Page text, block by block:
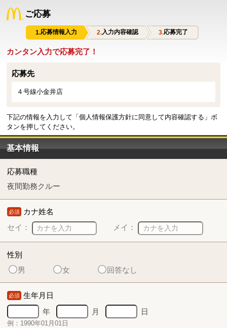
ご応募
応募情報入力 入力内容確認 応募完了
カンタン入力で応募完了！
応募先
４号線小金井店
下記の情報を入力して「個人情報保護方針に同意して内容確認する」ボ
タンを押してください。
基本情報
応募職種
夜間勤務クルー
必須 カナ姓名
セイ：
メイ：
性別
男
女 回答なし
必須 生年月日
年
月 日
例：1990年01月01日